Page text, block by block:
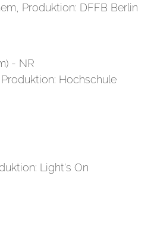
Produktion: DFFB Berlin
- NR
Hochschule
Light's On